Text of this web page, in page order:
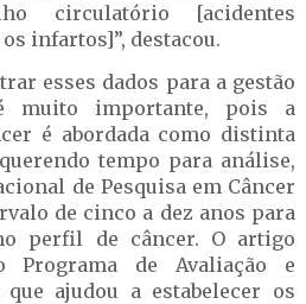
circulatório [acidentes
infartos]”, destacou.
esses dados para a gestão
muito importante, pois a
é abordada como distinta
tempo para análise,
de Pesquisa em Câncer
de cinco a dez anos para
perfil de câncer. O artigo
Programa de Avaliação e
ajudou a estabelecer os